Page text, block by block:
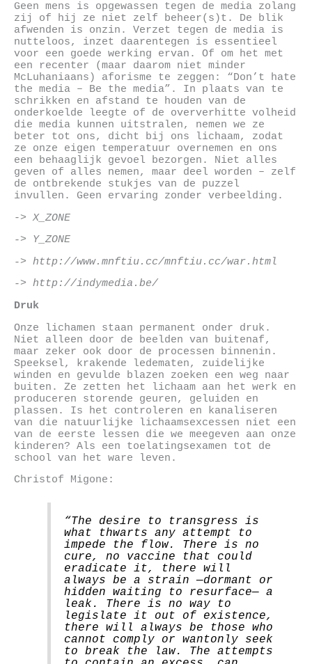
Geen mens is opgewassen tegen de media zolang
zij of hij ze niet zelf beheer(s)t. De blik
afwenden is onzin. Verzet tegen de media is
nutteloos, inzet daarentegen is essentieel
voor een goede werking ervan. Of om het met
een recenter (maar daarom niet minder
McLuhaniaans) aforisme te zeggen: “Don’t hate
the media – Be the media”. In plaats van te
schrikken en afstand te houden van de
onderkoelde leegte of de oververhitte volheid
die media kunnen uitstralen, nemen we ze
beter tot ons, dicht bij ons lichaam, zodat
ze onze eigen temperatuur overnemen en ons
een behaaglijk gevoel bezorgen. Niet alles
geven of alles nemen, maar deel worden – zelf
de ontbrekende stukjes van de puzzel
invullen. Geen ervaring zonder verbeelding.
-> X_ZONE
-> Y_ZONE
-> http://www.mnftiu.cc/mnftiu.cc/war.html
-> http://indymedia.be/
Druk
Onze lichamen staan permanent onder druk.
Niet alleen door de beelden van buitenaf,
maar zeker ook door de processen binnenin.
Speeksel, krakende ledematen, zuidelijke
winden en gevulde blazen zoeken een weg naar
buiten. Ze zetten het lichaam aan het werk en
produceren storende geuren, geluiden en
plassen. Is het controleren en kanaliseren
van die natuurlijke lichaamsexcessen niet een
van de eerste lessen die we meegeven aan onze
kinderen? Als een toelatingsexamen tot de
school van het ware leven.
Christof Migone:
“The desire to transgress is
what thwarts any attempt to
impede the flow. There is no
cure, no vaccine that could
eradicate it, there will
always be a strain —dormant or
hidden waiting to resurface— a
leak. There is no way to
legislate it out of existence,
there will always be those who
cannot comply or wantonly seek
to break the law. The attempts